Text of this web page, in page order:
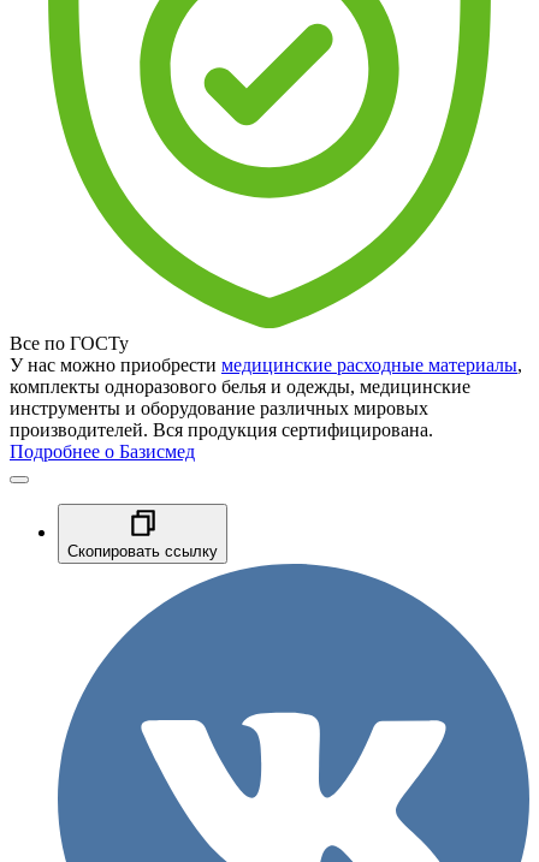
Все по ГОСТу
У нас можно приобрести медицинские расходные материалы,
комплекты одноразового белья и одежды, медицинские
инструменты и оборудование различных мировых
производителей. Вся продукция сертифицирована.
Подробнее о Базисмед
Скопировать ссылку